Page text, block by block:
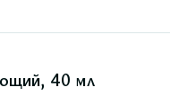
40 мл